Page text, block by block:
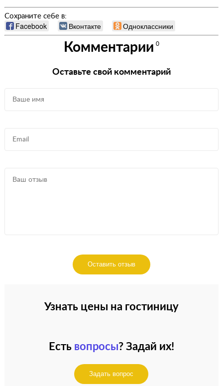
Сохраните себе в:
Facebook Вконтакте Одноклассники
Комментарии 0
Оставьте свой комментарий
Оставить отзыв
Узнать цены на гостиницу
Есть вопросы? Задай их!
Задать вопрос